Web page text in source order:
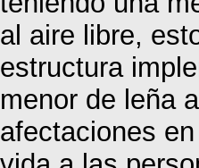
al aire libre,
estructura
menor de leña
afectaciones